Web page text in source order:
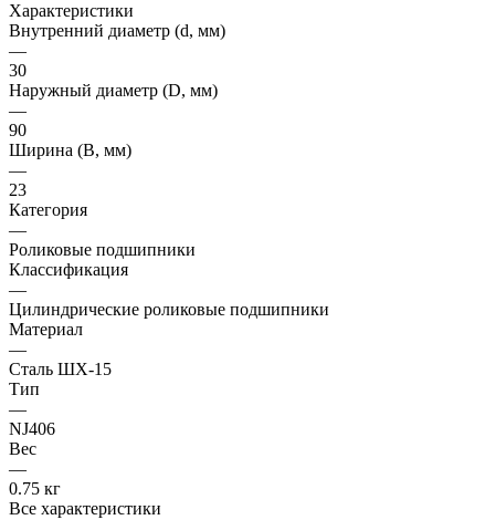
Характеристики
Внутренний диаметр (d, мм)
—
30
Наружный диаметр (D, мм)
—
90
Ширина (B, мм)
—
23
Категория
—
Роликовые подшипники
Классификация
—
Цилиндрические роликовые подшипники
Материал
—
Сталь ШХ-15
Тип
—
NJ406
Вес
—
0.75 кг
Все характеристики